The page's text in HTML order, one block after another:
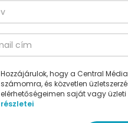
Hozzájárulok, hogy a Central
számomra, és közvetlen
elérhetőségeimen saját vagy
részletei